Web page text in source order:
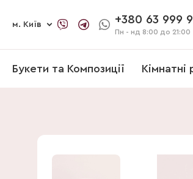
м. Київ +380 63 999
Пн - нд 8:00 до 21:00
Букети та Композиції Кімнатні